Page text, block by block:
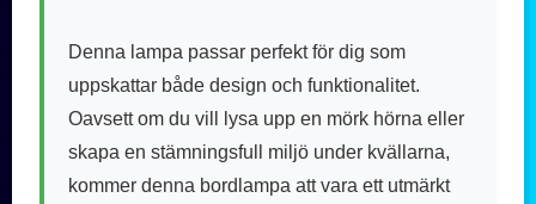
Denna lampa passar perfekt för dig som
uppskattar både design och funktionalitet.
Oavsett om du vill lysa upp en mörk hörna eller
skapa en stämningsfull miljö under kvällarna,
kommer denna bordlampa att vara ett utmärkt